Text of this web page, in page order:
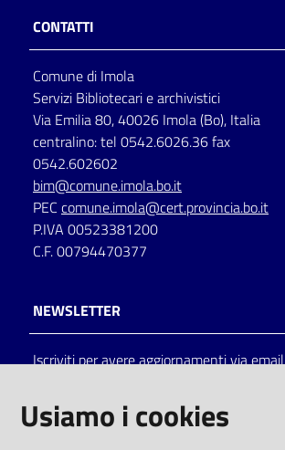
per
lettura
Seguici
su
Catalogo
on line
CONTATTI
Comune di Imola
Servizi Bibliotecari e archivistici
Via Emilia 80, 40026 Imola (Bo), Italia
centralino: tel 0542.6026.36 fax
0542.602602
bim@comune.imola.bo.it
PEC comune.imola@cert.provincia.bo.it
P.IVA 00523381200
C.F. 00794470377
NEWSLETTER
Iscriviti per avere aggiornamenti via email
Usiamo i cookies